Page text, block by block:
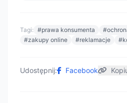
Tagi: #prawa konsumenta
#zakupy online
#reklamacje
Udostępnij: Facebook